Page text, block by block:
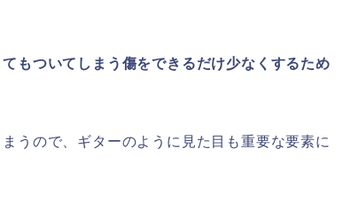
もついてしまう傷をできるだけ少なくするため
うので、ギターのように見た目も重要な要素に